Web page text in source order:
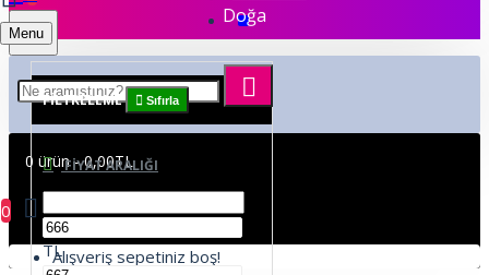
Menu
0 ürün - 0,00TL
0
Alışveriş sepetiniz boş!
Doğa
FILTRELEME Sıfırla
FIYAT ARALIĞI
TL